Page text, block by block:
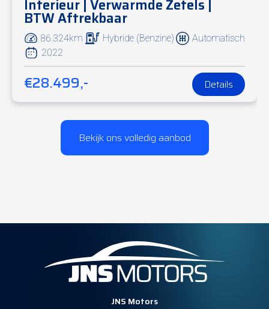
Interieur | Verwarmde Zetels |
BTW Aftrekbaar
86.324km Hybride (Benzine)
Automatisch
2022
€28.499,- Details
Bekijk ons volledig aanbod
JNS Motors